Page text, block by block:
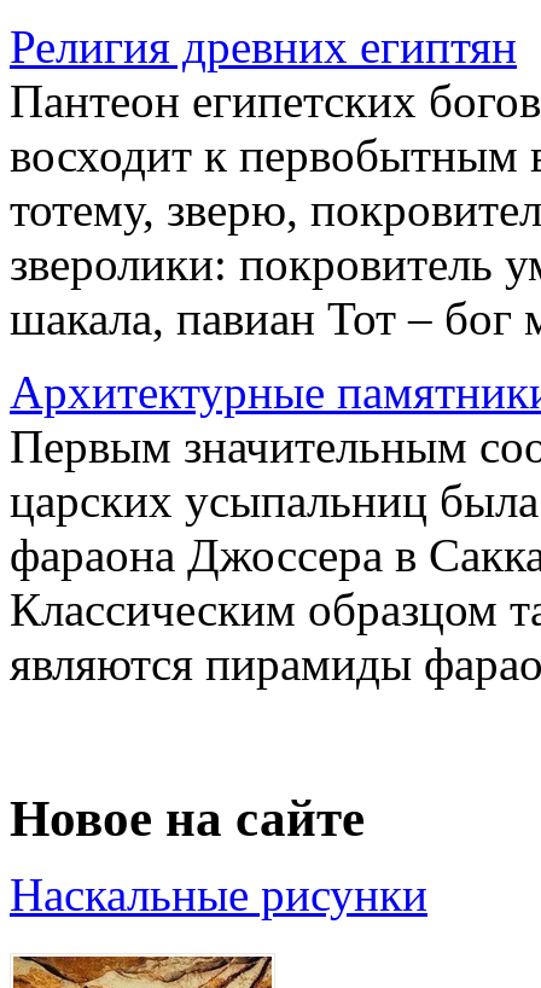
Религия древних египтян
Пантеон египетских
восходит к первобытным
тотему, зверю,
зверолики: покровитель
шакала, павиан Тот – бог
Архитектурные
Первым значительным
царских усыпальниц
фараона Джоссера в
Классическим образцом
являются пирамиды
Новое на сайте
Наскальные рисунки